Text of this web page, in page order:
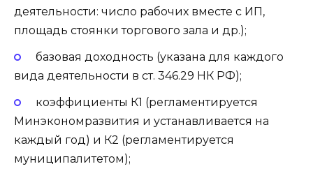
деятельности: число рабочих вместе с ИП,
площадь стоянки торгового зала и др.);
базовая доходность (указана для каждого
вида деятельности в ст. 346.29 НК РФ);
коэффициенты К1 (регламентируется
Минэкономразвития и устанавливается на
каждый год) и К2 (регламентируется
муниципалитетом);